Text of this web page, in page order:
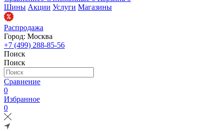
Шины Акции Услуги Магазины
Распродажа
Город: Москва
+7 (499) 288-85-56
Поиск
Поиск
Сравнение
0
Избранное
0